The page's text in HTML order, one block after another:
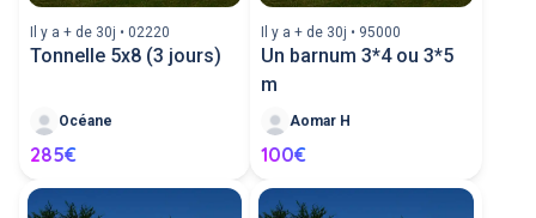
Il y a + de 30j • 02220
Tonnelle 5x8 (3 jours)
Océane
285€
Il y a + de 30j • 95000
Un barnum 3*4 ou 3*5
m
Aomar H
100€